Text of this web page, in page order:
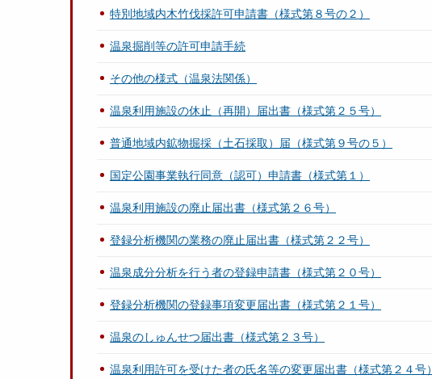
特別地域内木竹伐採許可申請書（様式第８号の２）
温泉掘削等の許可申請手続
その他の様式（温泉法関係）
温泉利用施設の休止（再開）届出書（様式第２５号）
普通地域内鉱物掘採（土石採取）届（様式第９号の５）
国定公園事業執行同意（認可）申請書（様式第１）
温泉利用施設の廃止届出書（様式第２６号）
登録分析機関の業務の廃止届出書（様式第２２号）
温泉成分分析を行う者の登録申請書（様式第２０号）
登録分析機関の登録事項変更届出書（様式第２１号）
温泉のしゅんせつ届出書（様式第２３号）
温泉利用許可を受けた者の氏名等の変更届出書（様式第２４号）